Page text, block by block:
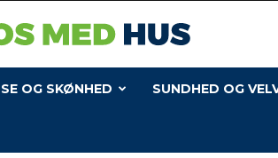
OG SKØNHED SUNDHED OG